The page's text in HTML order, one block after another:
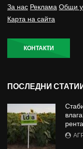
За нас Реклама Общи
Карта на сайта
КОНТАКТИ
ПОСЛЕДНИ